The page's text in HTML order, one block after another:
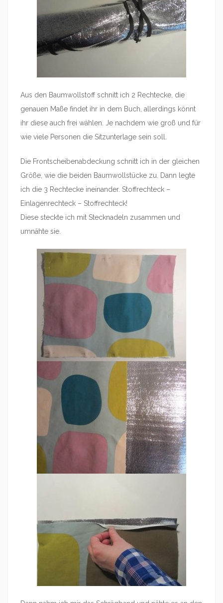
Aus den Baumwollstoff schnitt ich 2 Rechtecke, die
genauen Maße findet ihr in dem Buch, allerdings könnt
ihr diese auch frei wählen. Je nachdem wie groß und für
wie viele Personen die Sitzunterlage sein soll.
Die Frontscheibenabdeckung schnitt ich in der gleichen
Größe, wie die beiden Baumwollstücke zu. Dann legte
ich die 3 Rechtecke ineinander. Stoffrechteck –
Einlagenrechteck – Stoffrechteck!
Diese steckte ich mit Stecknadeln zusammen und
umnähte sie.